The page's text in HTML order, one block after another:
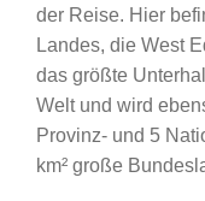
der Reise. Hier
Landes, die West
das größte
Welt und wird
Provinz- und 5
km² große